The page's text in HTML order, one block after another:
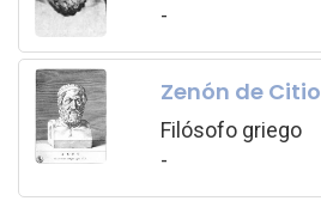
-
Zenón de Citio
Filósofo griego
-